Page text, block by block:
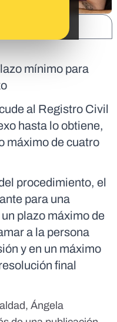
mínimo para
al Registro Civil
hasta lo obtiene,
máximo de cuatro
procedimiento, el
para una
plazo máximo de
a la persona
y en un máximo
final
Ángela